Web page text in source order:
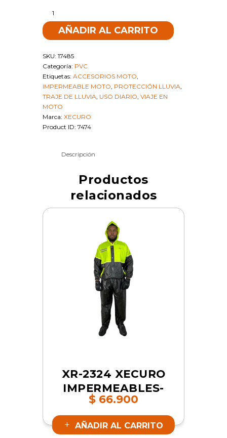
XECURO
IMPERMEABLES-
CON
ZAPATO
AZUL
2XL
SKU
17485
cantidad
AÑADIR AL CARRITO
SKU: 17485
Categoría: PVC
Etiquetas: ACCESORIOS MOTO
IMPERMEABLE MOTO PROTECCIÓN LLUVIA
TRAJE DE LLUVIA USO DIARIO VIAJE EN
MOTO
Marca: XECURO
Product ID: 7474
Descripción
Productos
relacionados
XR-2324 XECURO
IMPERMEABLES-
PVC DOS PIEZAS
VERDE-NEON 2XL |
SKU 12861
$ 66.900
AÑADIR AL CARRITO